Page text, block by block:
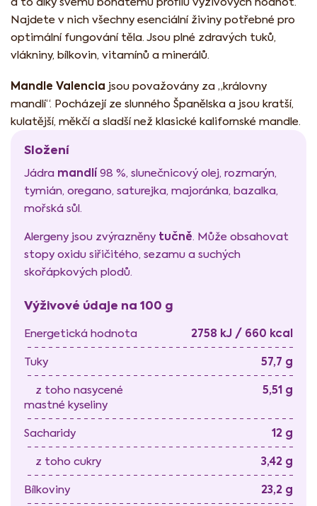
Najdete v nich všechny esenciální živiny potřebné pro
optimální fungování těla. Jsou plné zdravých tuků,
vlákniny, bílkovin, vitamínů a minerálů.
Mandle Valencia jsou považovány za „královny
mandlí“. Pocházejí ze slunného Španělska a jsou kratší,
kulatější, měkčí a sladší než klasické kalifornské mandle.
Složení
Jádra mandlí98 %, slunečnicový olej, rozmarýn,
tymián, oregano, saturejka, majoránka, bazalka,
mořská sůl.
Alergeny jsou zvýrazněny tučně. Může obsahovat
stopy oxidu siřičitého, sezamu a suchých
skořápkových plodů.
Výživové údaje na 100 g
Energetická hodnota 2758 kJ / 660 kcal
Tuky 57,7 g
z toho nasycené
mastné kyseliny
5,51 g
Sacharidy 12 g
z toho cukry 3,42 g
Bílkoviny 23,2 g